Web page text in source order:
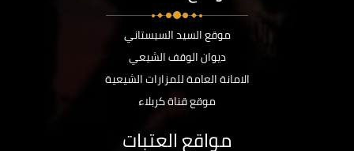
موقع السيد السيستاني
ديوان الوقف الشيعي
الامانة العامة للمزارات الشيعية
موقع قناة كربلاء
مواقع العتبات